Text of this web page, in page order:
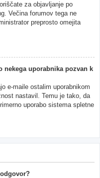
za objavljanje po
Večina forumov tega ne
preprosto omejita
nekega uporabnika pozvan k
e-maile ostalim uporabnikom
nastavil. Temu je tako, da
uporabo sistema spletne